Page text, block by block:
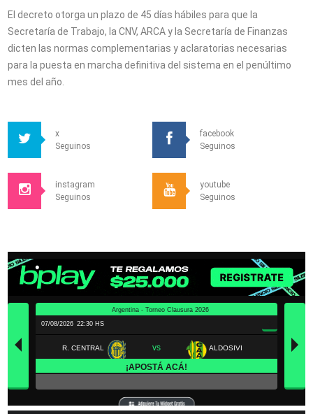
El decreto otorga un plazo de 45 días hábiles para que la
Secretaría de Trabajo, la CNV, ARCA y la Secretaría de Finanzas
dicten las normas complementarias y aclaratorias necesarias
para la puesta en marcha definitiva del sistema en el penúltimo
mes del año.
x
Seguinos
facebook
Seguinos
instagram
Seguinos
youtube
Seguinos